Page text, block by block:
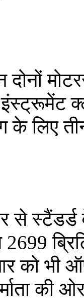
दोनों
के लिए
से
2699
को भी
की